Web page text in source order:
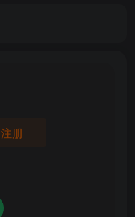
注册